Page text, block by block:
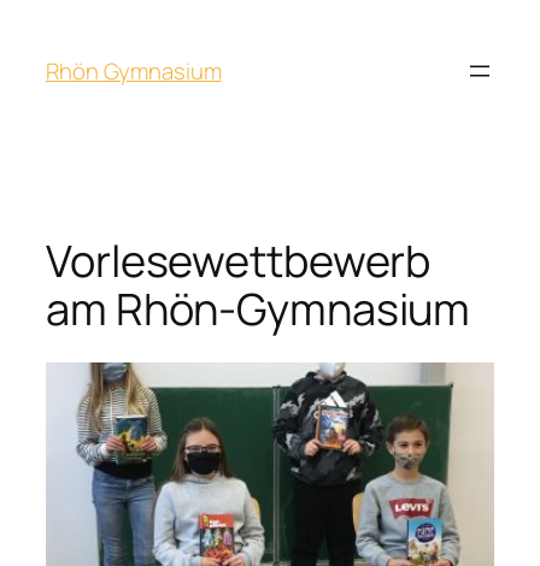
Rhön Gymnasium
Vorlesewettbewerb
am Rhön-Gymnasium